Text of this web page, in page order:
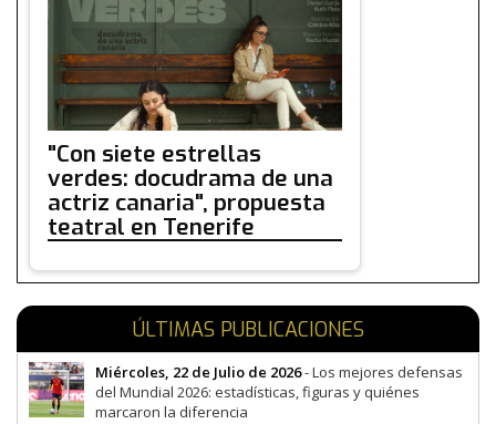
"Con siete estrellas
verdes: docudrama de una
actriz canaria", propuesta
teatral en Tenerife
ÚLTIMAS PUBLICACIONES
Miércoles, 22 de Julio de 2026- Los mejores defensas
del Mundial 2026: estadísticas, figuras y quiénes
marcaron la diferencia